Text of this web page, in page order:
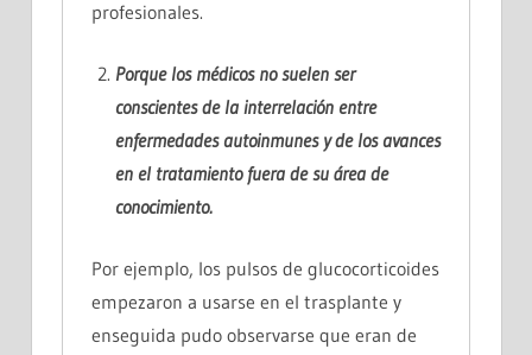
profesionales.
Porque los médicos no suelen ser
conscientes de la interrelación entre
enfermedades autoinmunes y de los avances
en el tratamiento fuera de su área de
conocimiento.
Por ejemplo, los pulsos de glucocorticoides
empezaron a usarse en el trasplante y
enseguida pudo observarse que eran de